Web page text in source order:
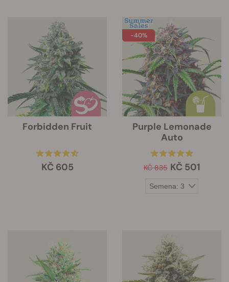
Forbidden Fruit
KČ 605
-40%
Purple Lemonade
Auto
KČ 835 KČ 501